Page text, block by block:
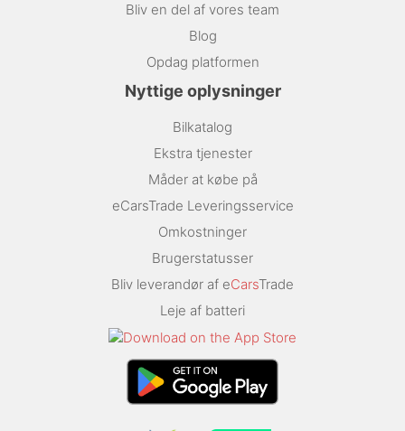
Bliv en del af vores team
Blog
Opdag platformen
Nyttige oplysninger
Bilkatalog
Ekstra tjenester
Måder at købe på
eCarsTrade Leveringsservice
Omkostninger
Brugerstatusser
Bliv leverandør af eCarsTrade
Leje af batteri